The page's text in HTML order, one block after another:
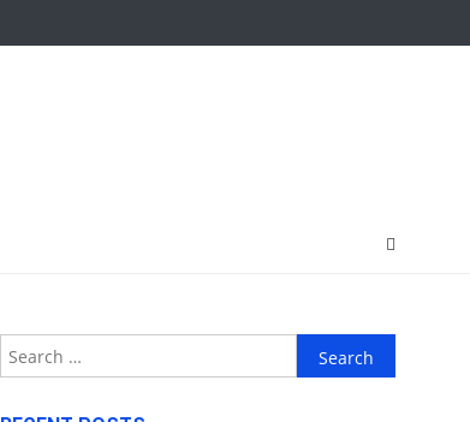
Search
for: